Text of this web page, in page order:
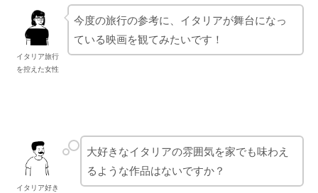
イタリア旅行
を控えた女性
今度の旅行の参考に、イタリアが舞台になっ
ている映画を観てみたいです！
イタリア好き
大好きなイタリアの雰囲気を家でも味わえ
るような作品はないですか？